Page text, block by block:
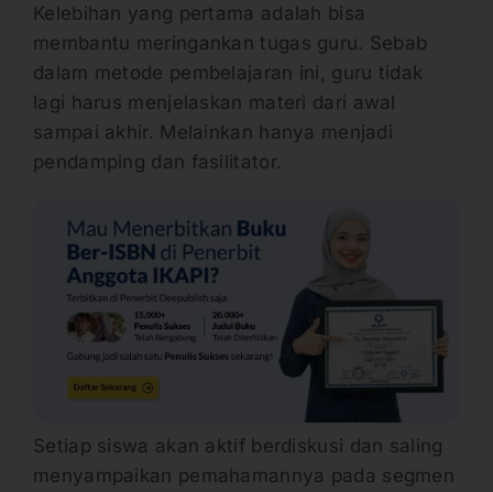
Kelebihan yang pertama adalah bisa
membantu meringankan tugas guru. Sebab
dalam metode pembelajaran ini, guru tidak
lagi harus menjelaskan materi dari awal
sampai akhir. Melainkan hanya menjadi
pendamping dan fasilitator.
Setiap siswa akan aktif berdiskusi dan saling
menyampaikan pemahamannya pada segmen